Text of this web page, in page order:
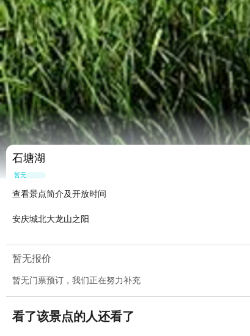
石塘湖
暂无点评
查看景点简介及开放时间
安庆城北大龙山之阳
暂无报价
暂无门票预订，我们正在努力补充
看了该景点的人还看了